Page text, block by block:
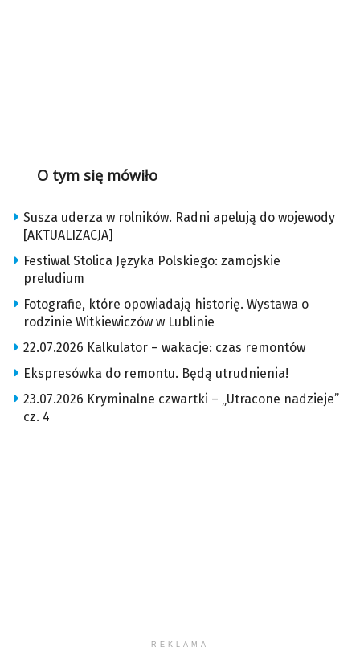
O tym się mówiło
Susza uderza w rolników. Radni apelują do wojewody
[AKTUALIZACJA]
Festiwal Stolica Języka Polskiego: zamojskie
preludium
Fotografie, które opowiadają historię. Wystawa o
rodzinie Witkiewiczów w Lublinie
22.07.2026 Kalkulator – wakacje: czas remontów
Ekspresówka do remontu. Będą utrudnienia!
23.07.2026 Kryminalne czwartki – „Utracone nadzieje”
cz. 4
REKLAMA